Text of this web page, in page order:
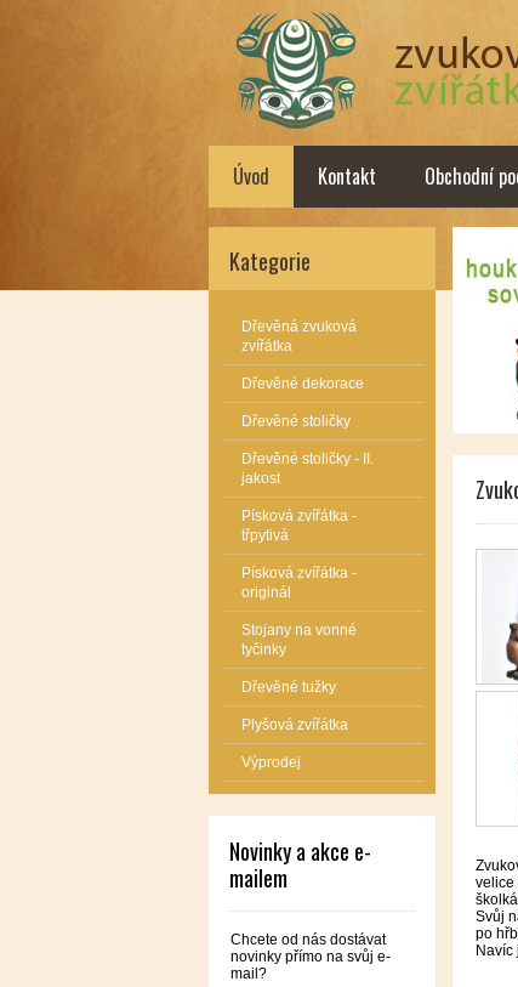
Úvod Kontakt Obchodní
Kategorie
Dřevěná zvuková
zvířátka
Dřevěné dekorace
Dřevěné stoličky
Dřevěné stoličky - II.
jakost
Písková zvířátka -
třpytivá
Písková zvířátka -
originál
Stojany na vonné
tyčinky
Dřevěné tužky
Plyšová zvířátka
Výprodej
Novinky a akce e-
mailem
Chcete od nás dostávat
novinky přímo na svůj e-
mail?
velice
Svůj
po
Navíc